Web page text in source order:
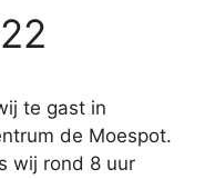
te gast in
de Moespot.
wij rond 8 uur